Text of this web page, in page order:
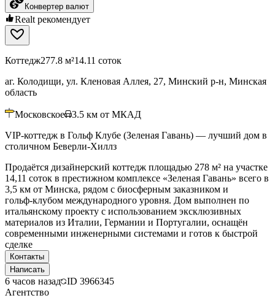
Конвертер валют
Realt рекомендует
Коттедж277.8 м²14.11 соток
аг. Колодищи, ул. Кленовая Аллея, 27, Минский р-н, Минская
область
Московское 3.5 км от МКАД
VIP-коттедж в Гольф Клубе (Зеленая Гавань) — лучший дом в
столичном Беверли-Хиллз
Продаётся дизайнерский коттедж площадью 278 м² на участке
14,11 соток в престижном комплексе «Зеленая Гавань» всего в
3,5 км от Минска, рядом с биосферным заказником и
гольф‑клубом международного уровня. Дом выполнен по
итальянскому проекту с использованием эксклюзивных
материалов из Италии, Германии и Португалии, оснащён
современными инженерными системами и готов к быстрой
сделке
Контакты
Написать
6 часов назад ID 3966345
Агентство